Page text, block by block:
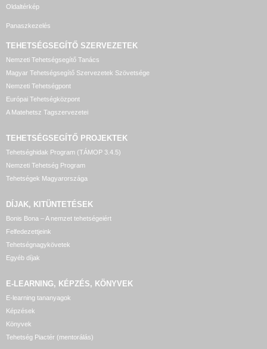
Oldaltérkép
Panaszkezelés
TEHETSÉGSEGÍTŐ SZERVEZETEK
Nemzeti Tehetségsegítő Tanács
Magyar Tehetségsegítő Szervezetek Szövetsége
Nemzeti Tehetségpont
Európai Tehetségközpont
A Matehetsz Tagszervezetei
TEHETSÉGSEGÍTŐ PROJEKTEK
Tehetséghidak Program (TÁMOP 3.4.5)
Nemzeti Tehetség Program
Tehetségek Magyarországa
DÍJAK, KITÜNTETÉSEK
Bonis Bona – A nemzet tehetségeiért
Felfedezettjeink
Tehetségnagykövetek
Egyéb díjak
E-LEARNING, KÉPZÉS, KÖNYVEK
E-learning tananyagok
Képzések
Könyvek
Tehetség Piactér (mentorálás)